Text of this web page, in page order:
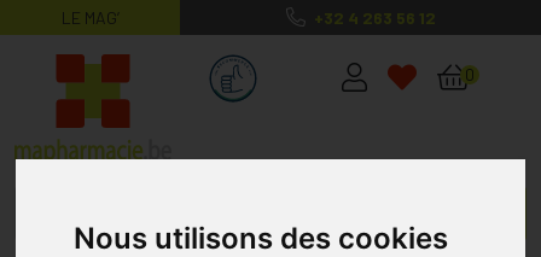
Nous utilisons des cookies
LE MAG’ +32 4 263 56 12
MaPharmacie.be ma santé, mes
0